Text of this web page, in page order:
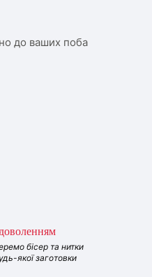
до ваших поба
бісер та нитки
якої заготовки